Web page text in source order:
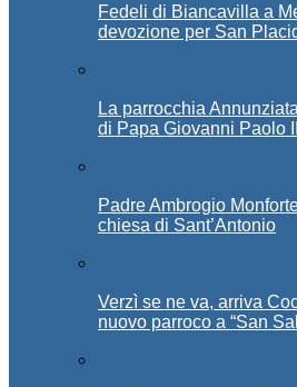
Fedeli di Biancavilla a
devozione per San
La parrocchia
di Papa Giovanni Paolo II
Padre Ambrogio
chiesa di Sant’Antonio
Verzì se ne va, arriva
nuovo parroco a “San